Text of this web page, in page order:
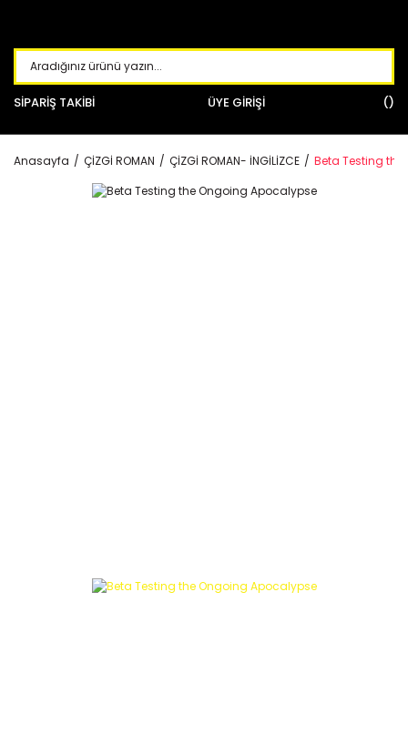
SİPARİŞ TAKİBİ ÜYE GİRİŞİ
Anasayfa ÇİZGİ ROMAN ÇİZGİ ROMAN- İNGİLİZCE Beta Testing